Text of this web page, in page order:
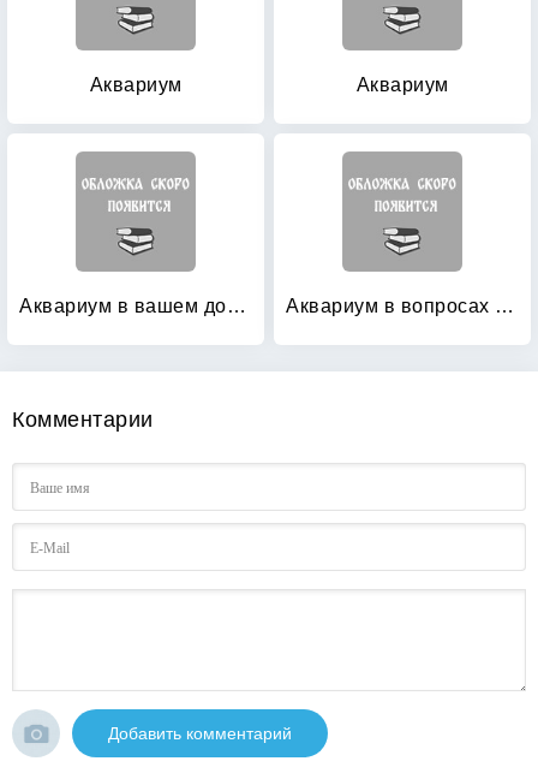
Аквариум Аквариум
Аквариум в вашем доме: Шаг за шагом. Полное практическое руководство Аквариум в вопросах и ответах
Комментарии